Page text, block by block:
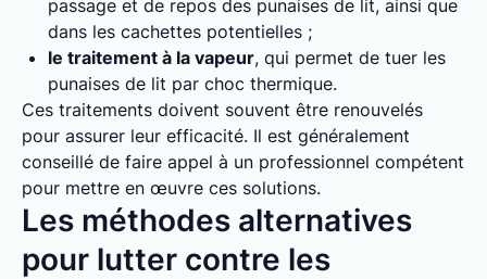
passage et de repos des punaises de lit, ainsi que
dans les cachettes potentielles ;
le traitement à la vapeur, qui permet de tuer les
punaises de lit par choc thermique.
Ces traitements doivent souvent être renouvelés
pour assurer leur efficacité. Il est généralement
conseillé de faire appel à un professionnel compétent
pour mettre en œuvre ces solutions.
Les méthodes alternatives
pour lutter contre les